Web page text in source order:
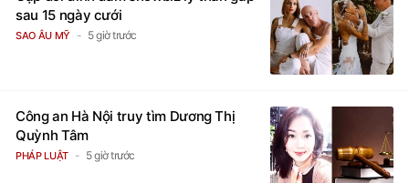
sau 15 ngày cưới
SAO ÂU MỸ 5 giờ trước
Công an Hà Nội truy tìm Dương Thị
Quỳnh Tâm
PHÁP LUẬT 5 giờ trước